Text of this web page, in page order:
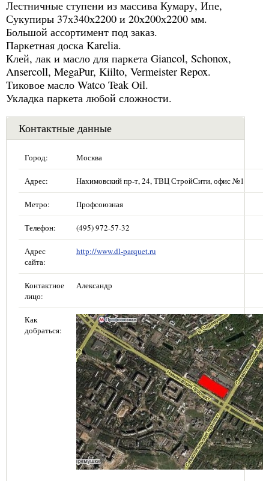
Лестничные ступени из массива Кумару, Ипе,
Сукупиры 37х340х2200 и 20х200х2200 мм.
Большой ассортимент под заказ.
Паркетная доска Karelia.
Клей, лак и масло для паркета Giancol, Schonox,
Ansercoll, MegaPur, Kiilto, Vermeister Repox.
Тиковое масло Watco Teak Oil.
Укладка паркета любой сложности.
Контактные данные
Город: Москва
Адрес: Нахимовский пр-т, 24, ТВЦ СтройСити, офис №1
Метро: Профсоюзная
Телефон: (495) 972-57-32
Адрес
сайта:
http://www.dl-parquet.ru
Контактное
лицо:
Александр
Как
добраться: